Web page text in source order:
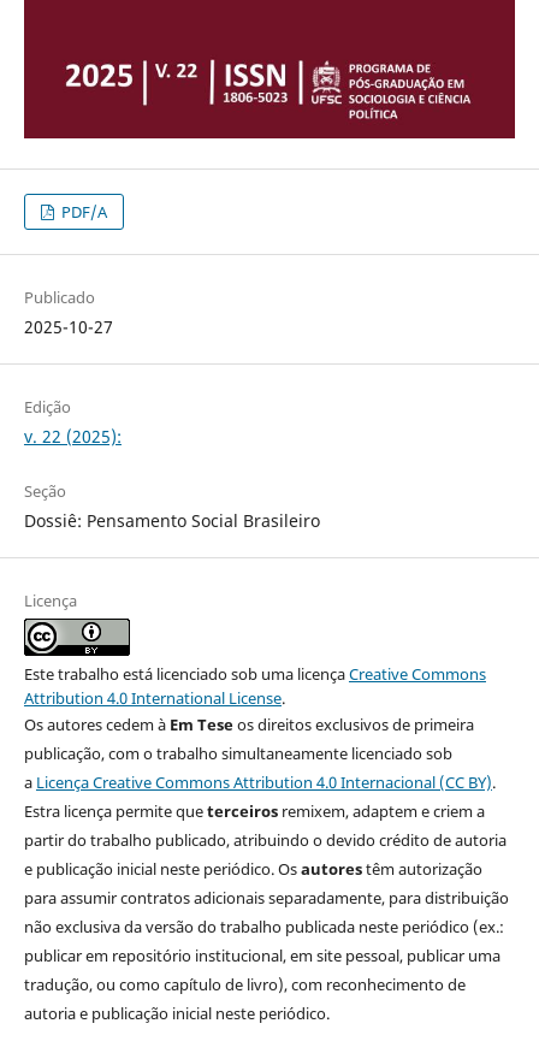
PDF/A
Publicado
2025-10-27
Edição
v. 22 (2025):
Seção
Dossiê: Pensamento Social Brasileiro
Licença
Este trabalho está licenciado sob uma licençaCreative Commons
Attribution 4.0 International License.
Os autores cedem à Em Teseos direitos exclusivos de primeira
publicação, com o trabalho simultaneamente licenciado sob
a Licença Creative Commons Attribution 4.0 Internacional (CC BY).
Estra licença permite queterceirosremixem, adaptem e criem a
partir do trabalho publicado, atribuindo o devido crédito de autoria
e publicação inicial neste periódico. Osautorestêm autorização
para assumir contratos adicionais separadamente, para distribuição
não exclusiva da versão do trabalho publicada neste periódico (ex.:
publicar em repositório institucional, em site pessoal, publicar uma
tradução, ou como capítulo de livro), com reconhecimento de
autoria e publicação inicial neste periódico.